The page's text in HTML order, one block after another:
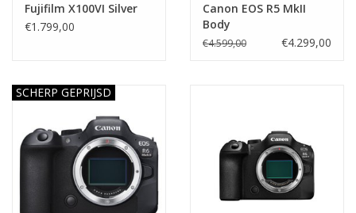
Fujifilm X100VI Silver
€1.799,00
Canon EOS R5 MkII
Body
€4.599,00 €4.299,00
SCHERP GEPRIJSD